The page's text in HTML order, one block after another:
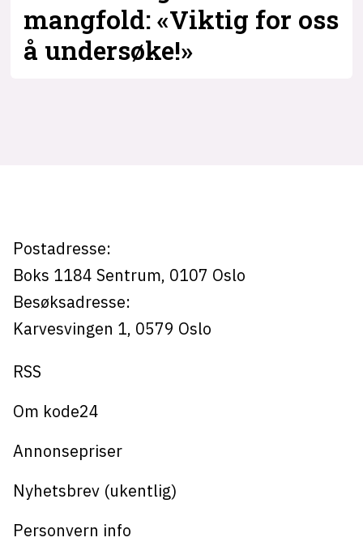
mangfold: «Viktig for oss
å undersøke!»
lys modus
annonsepriser
annonseguide
suksesshistorier
Bli firmapartner
diskrimineringsombudet
Postadresse:
Boks 1184 Sentrum, 0107 Oslo
Besøksadresse:
Karvesvingen 1, 0579 Oslo
RSS
Om kode24
Annonsepriser
Nyhetsbrev (ukentlig)
Personvern info